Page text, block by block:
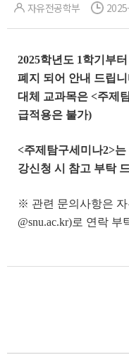
자유전공학부
2025학년도 1학기부
폐지 되어 안내 드립
대체 교과목은 <주제
급적용은 불가)
<주제탐구세미나2>
강신청 시 참고 부탁
※ 관련 문의사항은 자
@snu.ac.kr)로 연락 부